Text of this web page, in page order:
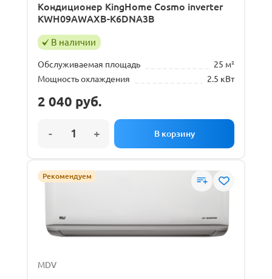
Еще
Тип внутреннего блока
Настенный
Мощность охлаждения
Кондиционер KingHome Cosmo inverter
KWH09AWAXB-K6DNA3B
В наличии
Обслуживаемая площадь
25 м²
Мощность охлаждения
2.5 кВт
2 040 руб.
Рекомендуем
MDV